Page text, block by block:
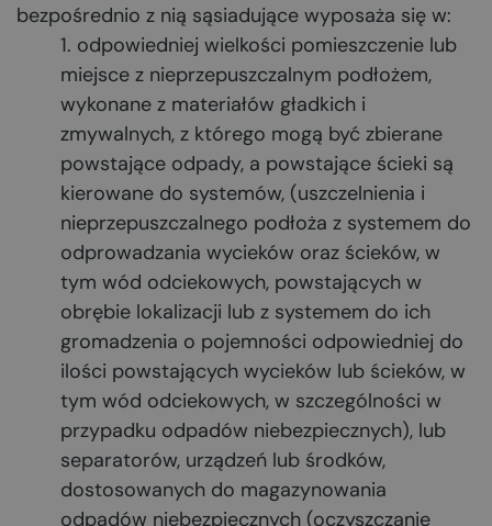
bezpośrednio z nią sąsiadujące wyposaża się w:
odpowiedniej wielkości pomieszczenie lub
miejsce z nieprzepuszczalnym podłożem,
wykonane z materiałów gładkich i
zmywalnych, z którego mogą być zbierane
powstające odpady, a powstające ścieki są
kierowane do systemów, (uszczelnienia i
nieprzepuszczalnego podłoża z systemem do
odprowadzania wycieków oraz ścieków, w
tym wód odciekowych, powstających w
obrębie lokalizacji lub z systemem do ich
gromadzenia o pojemności odpowiedniej do
ilości powstających wycieków lub ścieków, w
tym wód odciekowych, w szczególności w
przypadku odpadów niebezpiecznych), lub
separatorów, urządzeń lub środków,
dostosowanych do magazynowania
odpadów niebezpiecznych (oczyszczanie